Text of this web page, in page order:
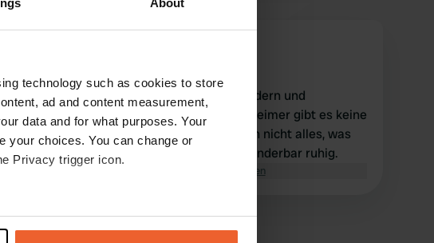
About
technology such as cookies to store
ad and content measurement,
data and for what purposes. Your
your choices. You can change or
Privacy trigger icon.
within several meters
Ein großartiger Ort zum Wandern und
Radfahren. Außer einem Mülleimer gibt es keine
Möglichkeit, aber das ist noch nicht alles, was
wir bei uns haben. Nachts wunderbar ruhig.
Original anzeigen